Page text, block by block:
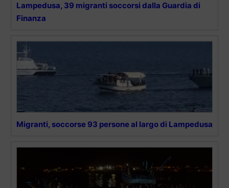
Lampedusa, 39 migranti soccorsi dalla Guardia di
Finanza
Migranti, soccorse 93 persone al largo di Lampedusa